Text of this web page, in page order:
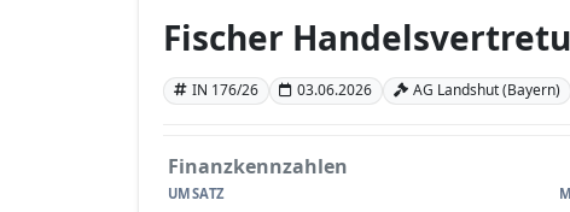
Fischer
IN 176/26 03.06.2026 AG Landshut (Bayern)
Finanzkennzahlen
UMSATZ